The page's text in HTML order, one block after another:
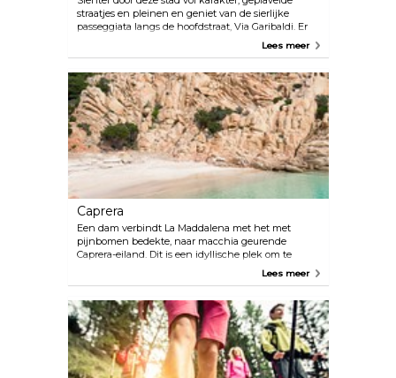
straatjes en pleinen en geniet van de sierlijke
passeggiata langs de hoofdstraat, Via Garibaldi. Er
zijn ook enkele goede restaurants rond de pleinen
in het hart van de stad en heeft een aantal
fascinerende exposities, waaronder twee zilveren
kandelaars en een kruisbeeld, geschonken door
Lord Horatio Nelson.
Lees meer
Caprera
Een dam verbindt La Maddalena met het met
pijnbomen bedekte, naar macchia geurende
Caprera-eiland. Dit is een idyllische plek om te
wandelen en te fietsen, maar ook om het Garibaldi-
Lees meer